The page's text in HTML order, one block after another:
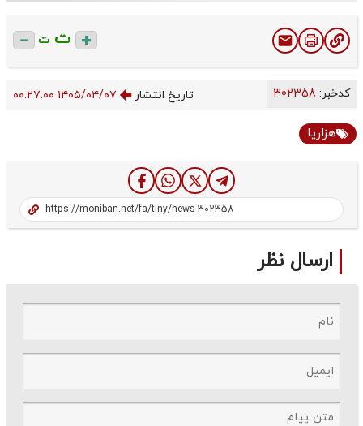
ت ت
کدخبر: تاریخ انتشار ۱۴۰۵/۰۴/۰۷ ۰۰:۲۷:۰۰
هزارپا
ارسال نظر